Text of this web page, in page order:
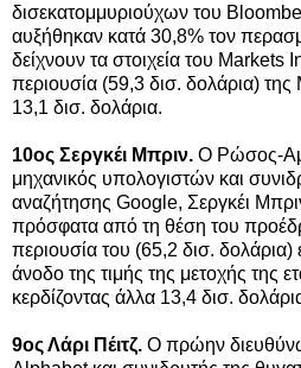
δισεκατομμυριούχων του
αυξήθηκαν κατά 30,8% τον
δείχνουν τα στοιχεία του Markets
περιουσία (59,3 δισ. δολάρια)
13,1 δισ. δολάρια.
10ος Σεργκέι Μπριν. Ο Ρώσος-
μηχανικός υπολογιστών και
αναζήτησης Google, Σεργκέι
πρόσφατα από τη θέση του
περιουσία του (65,2 δισ.
άνοδο της τιμής της μετοχής της
κερδίζοντας άλλα 13,4 δισ.
9ος Λάρι Πέιτζ. Ο πρώην